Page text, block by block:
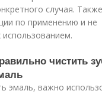
случая.
по применению и не
чистить
эмаль, важно